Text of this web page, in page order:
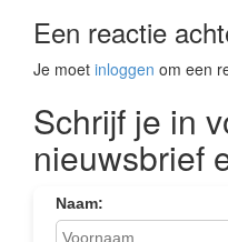
Een reactie
Je moet inloggen om een
Schrijf je in
nieuwsbrief
Naam: